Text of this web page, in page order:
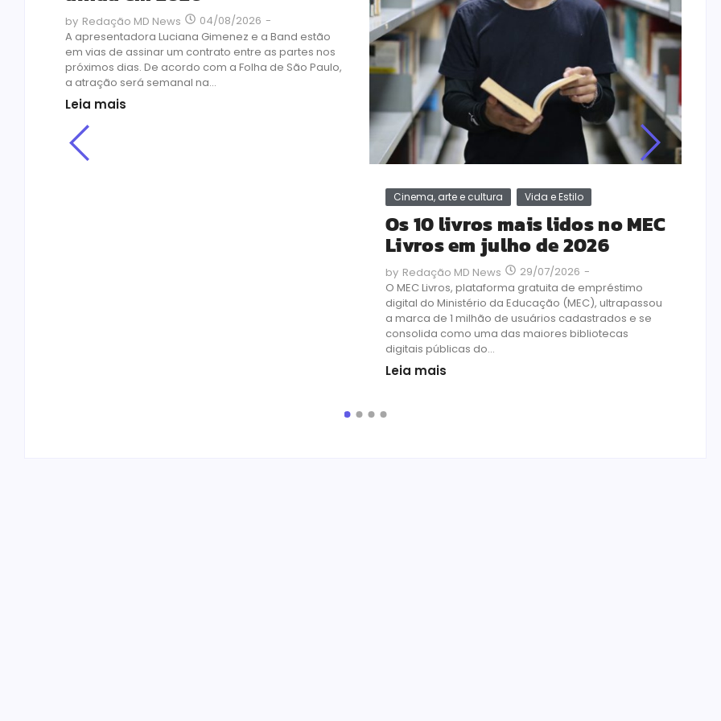
by Redação MD News 04/08/2026 -
A apresentadora Luciana Gimenez e a Band estão
em vias de assinar um contrato entre as partes nos
próximos dias. De acordo com a Folha de São Paulo,
a atração será semanal na...
Leia mais
Cinema, arte e cultura Vida e Estilo
Os 10 livros mais lidos no MEC
Livros em julho de 2026
by Redação MD News 29/07/2026 -
O MEC Livros, plataforma gratuita de empréstimo
digital do Ministério da Educação (MEC), ultrapassou
a marca de 1 milhão de usuários cadastrados e se
consolida como uma das maiores bibliotecas
digitais públicas do...
Leia mais